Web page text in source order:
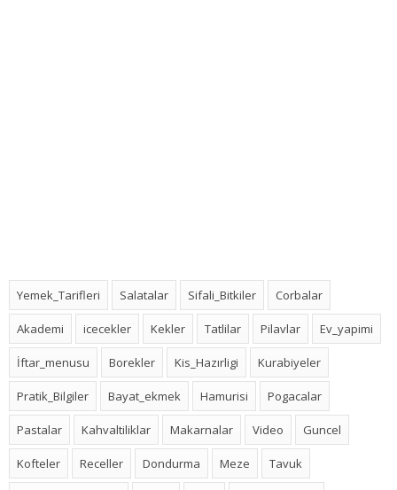
Yemek_Tarifleri Salatalar Sifali_Bitkiler Corbalar
Akademi icecekler Kekler Tatlilar Pilavlar Ev_yapimi
İftar_menusu Borekler Kis_Hazırligi Kurabiyeler
Pratik_Bilgiler Bayat_ekmek Hamurisi Pogacalar
Pastalar Kahvaltiliklar Makarnalar Video Guncel
Kofteler Receller Dondurma Meze Tavuk